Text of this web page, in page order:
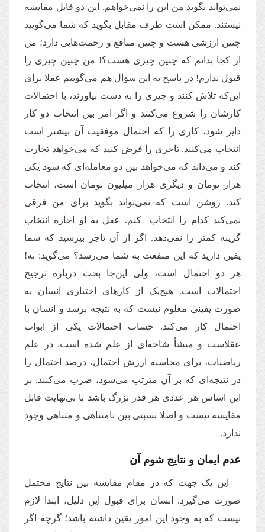
نمی‌تواند بگوید من این را نمی‌خواهم. این دو قابل مقایسه
نیستند. ممکن است طرف مقابل بگوید که شما می‌گویید
چنین ارزشی هست و چنین منافع و رحمت‌هایی دارد؛ من
از کجا بدانم که چنین چیزی هست؟! من چنین چیزی را
قبول ندارم! در پاسخ به این سؤال هم می‌گوییم عقلا برای
این‌که تلاش کنند و چیزی را به دست بیاورند، با احتمالات
کارشان را شروع می‌کنند و اگر امر بین انتخاب دو کار
دایر شود، کاری را که احتمال موفقیت آن بیشتر است
انتخاب می‌کنند. تاجری را فرض کنید که می‌خواهد تجارت
کند و می‌داند که می‌خواهد بین دو معامله‌ای که سود یکی
هزار تومان و دیگری هزار میلیون تومان است، انتخاب
کند. روشن است که نمی‌تواند بگوید برای من فرقی
نمی‌کند کدام را انتخاب کنم. عقل به او اجازه انتخاب
گزینه کمتر را نمی‌دهد. اگر از آن تاجر بپرسید که شما
یقین دارید که این منفعت به شما می‌رسد؟ می‌گوید: نه!
هر دو احتمال است، ولی این‌جا بحث درباره ترجیح
احتمالات است. هیچ‌یک‌ از کارهای اختیاری انسان به
صورت یقینی معلوم نیست که به نتیجه برسد و انسان با
احتمال کار می‌کند. حساب احتمالات یکی از ابواب
عقلاست و منشأ شاخه‌ای از علم شده است. در علم
ریاضیات، برای محاسبه ارزش احتمال، درصد احتمال را
در نتیجه‌ای که بر آن مترتب می‌شود، ضرب می‌کنند. بر
این اساس هر عددی هر قدر بزرگ باشد با بی‌نهایت قابل
مقایسه نیست و اصلا نسبتی بین نامتناهی و متناهی وجود
ندارد.
عدم ایمان و نتایج شوم آن
این یک جهت که در مقام مقایسه‌ بین نتایج محتمل
صورت می‌گیرد. انسان برای قبول این دلیل، ابتدا لازم
نیست که به وجود این امور یقین داشته باشد؛ گرچه اگر